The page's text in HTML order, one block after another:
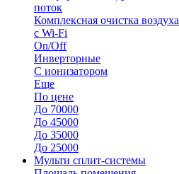
поток
Комплексная очистка воздуха
с Wi-Fi
On/Off
Инверторные
С ионизатором
Еще
По цене
До 70000
До 45000
До 35000
До 25000
Мульти сплит-системы